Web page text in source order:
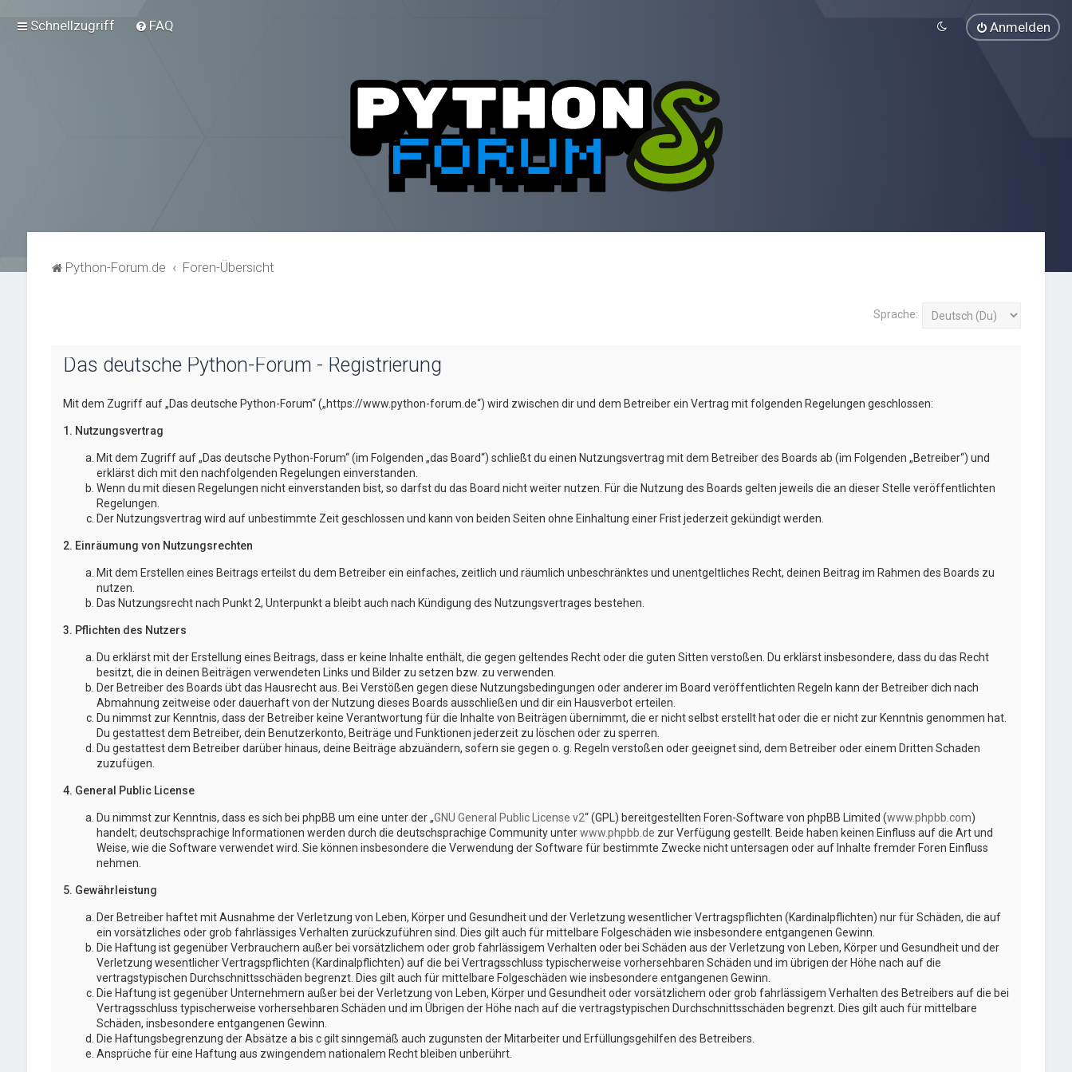
Schnellzugriff FAQ Anmelden
Python-Forum.de Foren-Übersicht
Sprache:
Das deutsche Python-Forum - Registrierung
Mit dem Zugriff auf „Das deutsche Python-Forum“ („https://www.python-forum.de“) wird zwischen dir und dem Betreiber ein Vertrag mit folgenden Regelungen geschlossen:
1. Nutzungsvertrag
Mit dem Zugriff auf „Das deutsche Python-Forum“ (im Folgenden „das Board“) schließt du einen Nutzungsvertrag mit dem Betreiber des Boards ab (im Folgenden „Betreiber“) und
erklärst dich mit den nachfolgenden Regelungen einverstanden.
Wenn du mit diesen Regelungen nicht einverstanden bist, so darfst du das Board nicht weiter nutzen. Für die Nutzung des Boards gelten jeweils die an dieser Stelle veröffentlichten
Regelungen.
Der Nutzungsvertrag wird auf unbestimmte Zeit geschlossen und kann von beiden Seiten ohne Einhaltung einer Frist jederzeit gekündigt werden.
2. Einräumung von Nutzungsrechten
Mit dem Erstellen eines Beitrags erteilst du dem Betreiber ein einfaches, zeitlich und räumlich unbeschränktes und unentgeltliches Recht, deinen Beitrag im Rahmen des Boards zu
nutzen.
Das Nutzungsrecht nach Punkt 2, Unterpunkt a bleibt auch nach Kündigung des Nutzungsvertrages bestehen.
3. Pflichten des Nutzers
Du erklärst mit der Erstellung eines Beitrags, dass er keine Inhalte enthält, die gegen geltendes Recht oder die guten Sitten verstoßen. Du erklärst insbesondere, dass du das Recht
besitzt, die in deinen Beiträgen verwendeten Links und Bilder zu setzen bzw. zu verwenden.
Der Betreiber des Boards übt das Hausrecht aus. Bei Verstößen gegen diese Nutzungsbedingungen oder anderer im Board veröffentlichten Regeln kann der Betreiber dich nach
Abmahnung zeitweise oder dauerhaft von der Nutzung dieses Boards ausschließen und dir ein Hausverbot erteilen.
Du nimmst zur Kenntnis, dass der Betreiber keine Verantwortung für die Inhalte von Beiträgen übernimmt, die er nicht selbst erstellt hat oder die er nicht zur Kenntnis genommen hat.
Du gestattest dem Betreiber, dein Benutzerkonto, Beiträge und Funktionen jederzeit zu löschen oder zu sperren.
Du gestattest dem Betreiber darüber hinaus, deine Beiträge abzuändern, sofern sie gegen o. g. Regeln verstoßen oder geeignet sind, dem Betreiber oder einem Dritten Schaden
zuzufügen.
4. General Public License
Du nimmst zur Kenntnis, dass es sich bei phpBB um eine unter der „GNU General Public License v2“ (GPL) bereitgestellten Foren-Software von phpBB Limited (www.phpbb.com)
handelt; deutschsprachige Informationen werden durch die deutschsprachige Community unterwww.phpbb.de zur Verfügung gestellt. Beide haben keinen Einfluss auf die Art und
Weise, wie die Software verwendet wird. Sie können insbesondere die Verwendung der Software für bestimmte Zwecke nicht untersagen oder auf Inhalte fremder Foren Einfluss
nehmen.
5. Gewährleistung
Der Betreiber haftet mit Ausnahme der Verletzung von Leben, Körper und Gesundheit und der Verletzung wesentlicher Vertragspflichten (Kardinalpflichten) nur für Schäden, die auf
ein vorsätzliches oder grob fahrlässiges Verhalten zurückzuführen sind. Dies gilt auch für mittelbare Folgeschäden wie insbesondere entgangenen Gewinn.
Die Haftung ist gegenüber Verbrauchern außer bei vorsätzlichem oder grob fahrlässigem Verhalten oder bei Schäden aus der Verletzung von Leben, Körper und Gesundheit und der
Verletzung wesentlicher Vertragspflichten (Kardinalpflichten) auf die bei Vertragsschluss typischerweise vorhersehbaren Schäden und im übrigen der Höhe nach auf die
vertragstypischen Durchschnittsschäden begrenzt. Dies gilt auch für mittelbare Folgeschäden wie insbesondere entgangenen Gewinn.
Die Haftung ist gegenüber Unternehmern außer bei der Verletzung von Leben, Körper und Gesundheit oder vorsätzlichem oder grob fahrlässigem Verhalten des Betreibers auf die bei
Vertragsschluss typischerweise vorhersehbaren Schäden und im Übrigen der Höhe nach auf die vertragstypischen Durchschnittsschäden begrenzt. Dies gilt auch für mittelbare
Schäden, insbesondere entgangenen Gewinn.
Die Haftungsbegrenzung der Absätze a bis c gilt sinngemäß auch zugunsten der Mitarbeiter und Erfüllungsgehilfen des Betreibers.
Ansprüche für eine Haftung aus zwingendem nationalem Recht bleiben unberührt.